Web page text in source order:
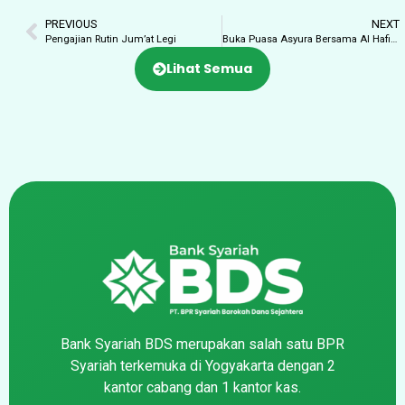
PREVIOUS
Pengajian Rutin Jum’at Legi
NEXT
Buka Puasa Asyura Bersama Al Hafizh
Lihat Semua
Bank Syariah BDS merupakan salah satu BPR
Syariah terkemuka di Yogyakarta dengan 2
kantor cabang dan 1 kantor kas.